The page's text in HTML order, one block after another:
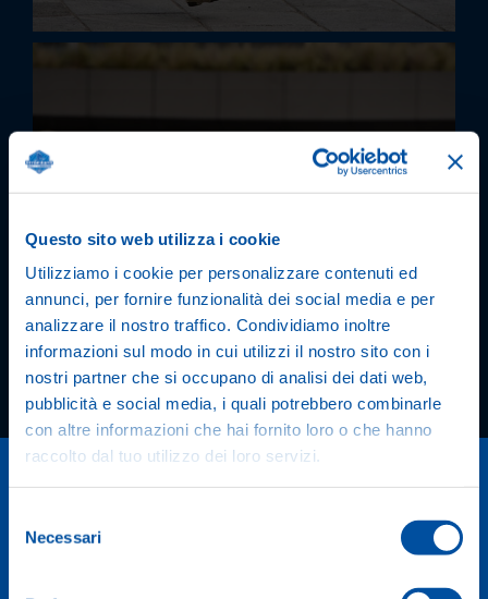
Questo sito web utilizza i cookie
Utilizziamo i cookie per personalizzare contenuti ed
annunci, per fornire funzionalità dei social media e per
analizzare il nostro traffico. Condividiamo inoltre
informazioni sul modo in cui utilizzi il nostro sito con i
nostri partner che si occupano di analisi dei dati web,
pubblicità e social media, i quali potrebbero combinarle
con altre informazioni che hai fornito loro o che hanno
raccolto dal tuo utilizzo dei loro servizi.
delNecessari